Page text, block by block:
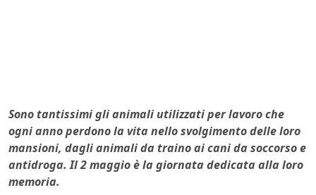
Sono tantissimi gli animali utilizzati per lavoro che
ogni anno perdono la vita nello svolgimento delle loro
mansioni, dagli animali da traino ai cani da soccorso e
antidroga. Il 2 maggio è la giornata dedicata alla loro
memoria.